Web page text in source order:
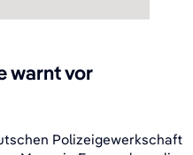
warnt vor
Polizeigewerkschaft